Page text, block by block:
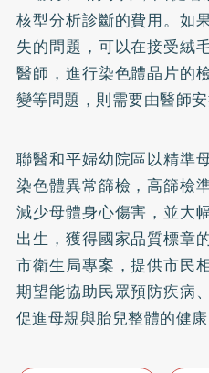
核型分析診斷的費用。如
失的問題，可以在接受絨
醫師，進行染色體晶片的
變等問題，則需要由醫師
聯醫和平婦幼院區以精準
染色體異常篩檢，高篩檢
減少母體身心傷害，並大
出生，獲得國家品質標章
市衛生局專案，提供市民
期望能協助民眾預防疾病
促進母親與胎兒整體的健康